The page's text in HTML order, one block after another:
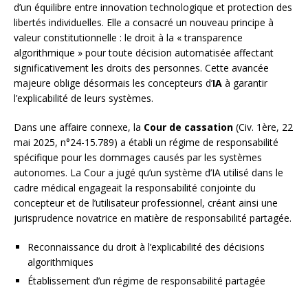
d’un équilibre entre innovation technologique et protection des
libertés individuelles. Elle a consacré un nouveau principe à
valeur constitutionnelle : le droit à la « transparence
algorithmique » pour toute décision automatisée affectant
significativement les droits des personnes. Cette avancée
majeure oblige désormais les concepteurs d’IA à garantir
l’explicabilité de leurs systèmes.
Dans une affaire connexe, la Cour de cassation (Civ. 1ère, 22
mai 2025, n°24-15.789) a établi un régime de responsabilité
spécifique pour les dommages causés par les systèmes
autonomes. La Cour a jugé qu’un système d’IA utilisé dans le
cadre médical engageait la responsabilité conjointe du
concepteur et de l’utilisateur professionnel, créant ainsi une
jurisprudence novatrice en matière de responsabilité partagée.
Reconnaissance du droit à l’explicabilité des décisions
algorithmiques
Établissement d’un régime de responsabilité partagée